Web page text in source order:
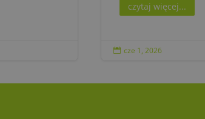
czytaj więcej...
 cze 1, 2026